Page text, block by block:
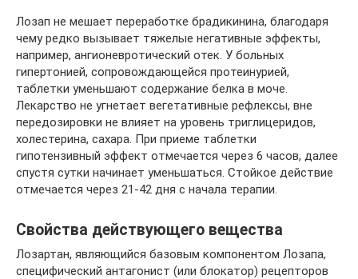
Лозап не мешает переработке брадикинина, благодаря
чему редко вызывает тяжелые негативные эффекты,
например, ангионевротический отек. У больных
гипертонией, сопровождающейся протеинурией,
таблетки уменьшают содержание белка в моче.
Лекарство не угнетает вегетативные рефлексы, вне
передозировки не влияет на уровень триглицеридов,
холестерина, сахара. При приеме таблетки
гипотензивный эффект отмечается через 6 часов, далее
спустя сутки начинает уменьшаться. Стойкое действие
отмечается через 21-42 дня с начала терапии.
Свойства действующего вещества
Лозартан, являющийся базовым компонентом Лозапа,
специфический антагонист (или блокатор) рецепторов